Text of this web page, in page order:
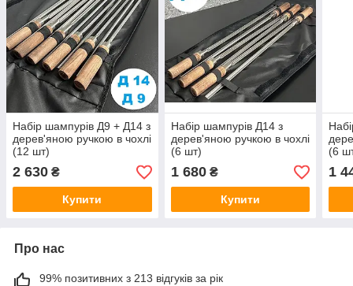
Набір шампурів Д9 + Д14 з
дерев'яною ручкою в чохлі
(12 шт)
2 630 ₴
Купити
Набір шампурів Д14 з
дерев'яною ручкою в чохлі
(6 шт)
1 680₴
Купити
(6
1
Про нас
99% позитивних з 213 відгуків за рік